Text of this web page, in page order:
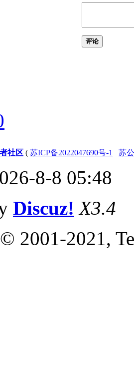
于输入 PDF 文件
于将图形文件输出为
于输出光栅文件
于输入 MicroStation
于输出 MicroStation
于输入和输出 WMF
前视图中平移和缩
和恢复视图
栏
评论
社区 ( 苏ICP备2022047690号-1 苏
8-8 05:48
Discuz! X3.4
2001-2021,